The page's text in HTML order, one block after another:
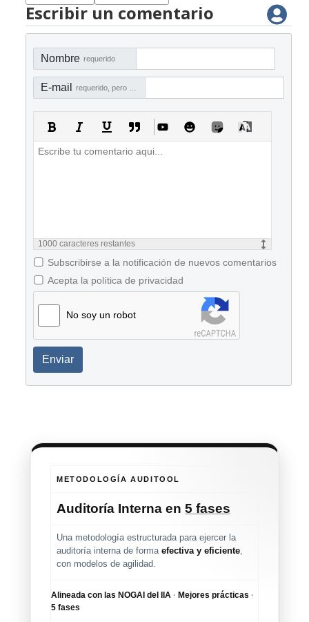
Escribir un comentario
Nombre requerido
E-mail
1000 caracteres restantes
Subscribirse a la notificación de nuevos comentarios
Acepta la política de privacidad
No soy un robot
Enviar
METODOLOGÍA AUDITOOL
Auditoría Interna en 5 fases
Una metodología estructurada para ejercer la
auditoría interna de forma efectiva y eficiente
con modelos de agilidad.
Alineada con las NOGAI del IIA · Mejores prácticas ·
5 fases